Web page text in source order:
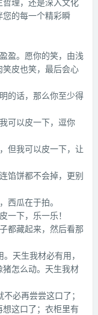
的每一个精彩瞬
盈。愿你的笑，由浅
皮也笑，最后会心
的话，那么你至少得
可以皮一下，逗你
但我可以皮一下，让
馅饼都不会掉，更别
西瓜在于拍。
一下，乐一乐！
都藏起来，然后看那
天生我材必有用，
怎么动。天生我材
必再尝尝这口了；
这口了；衣柜里有